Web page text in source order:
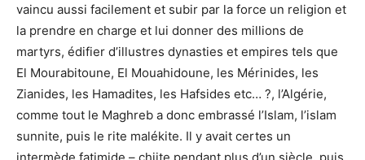
vaincu aussi facilement et subir par la force un religion et
la prendre en charge et lui donner des millions de
martyrs, édifier d’illustres dynasties et empires tels que
El Mourabitoune, El Mouahidoune, les Mérinides, les
Zianides, les Hamadites, les Hafsides etc… ?, l’Algérie,
comme tout le Maghreb a donc embrassé l’Islam, l’islam
sunnite, puis le rite malékite. Il y avait certes un
intermède fatimide – chiite pendant plus d’un siècle, puis